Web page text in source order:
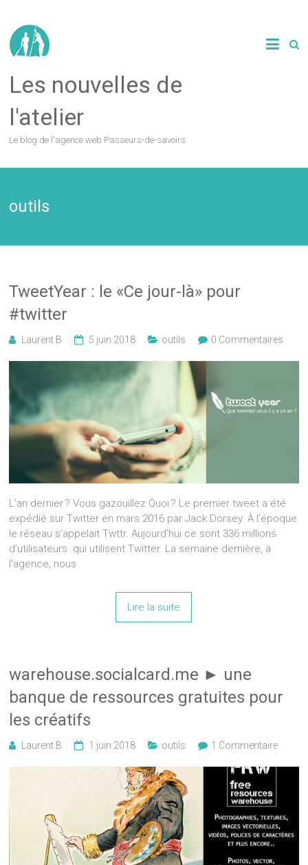
Les nouvelles de
l'atelier
Le blog de l'agence web Passeurs-de-savoirs
outils
TweetYear : le «Ce jour-là» pour
#twitter
Laurent B 5 juin 2018 outils 0 Commentaires
L’an dernier ? Vous gazouillez Quoi ? Le premier tweet a été
expédié sur Twitter en mars 2016 par Jack Dorsey. À l’époque
le réseau s’appelait Twttr. Aujourd’hui ce sont 336 millions
d’utilisateurs qui utilisent Twitter. La semaine dernière, à
l’agence, nous
Lire la suite
warehouse.socialcard.me ► une
banque de ressources gratuites pour
les créatifs
Laurent B 1 juin 2018 outils 1 Commentaire